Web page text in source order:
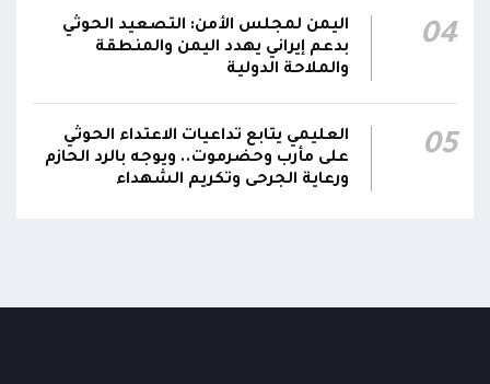
04
اليمن لمجلس الأمن: التصعيد الحوثي
بدعم إيراني يهدد اليمن والمنطقة
والملاحة الدولية
05
العليمي يتابع تداعيات الاعتداء الحوثي
على مأرب وحضرموت.. ويوجه بالرد الحازم
ورعاية الجرحى وتكريم الشهداء